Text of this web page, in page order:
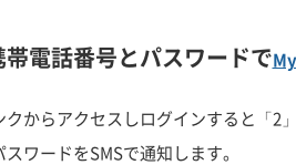
電話番号とパスワードで
クからアクセスしログインすると「2
ワードをSMSで通知します。